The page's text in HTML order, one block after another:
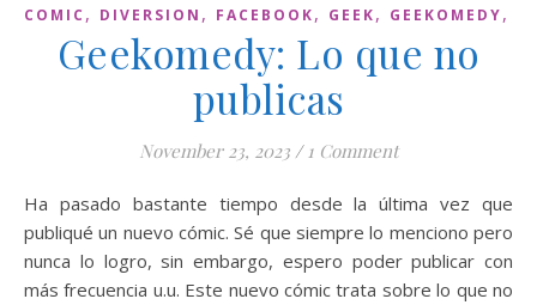
COMIC , DIVERSION , FACEBOOK, GEEK, GEEKOMEDY,
Geekomedy: Lo que no
publicas
November 23, 2023 / 1 Comment
Ha pasado bastante tiempo desde la última vez que
publiqué un nuevo cómic. Sé que siempre lo menciono pero
nunca lo logro, sin embargo, espero poder publicar con
más frecuencia u.u. Este nuevo cómic trata sobre lo que no